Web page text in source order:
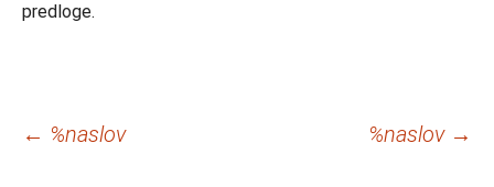
predloge.
Krmarjenje
← %naslov %naslov →